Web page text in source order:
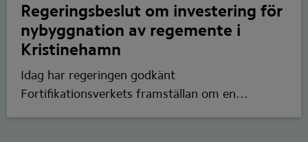
Regeringsbeslut om investering för
nybyggnation av regemente i
Kristinehamn
Idag har regeringen godkänt
Fortifikationsverkets framställan om en